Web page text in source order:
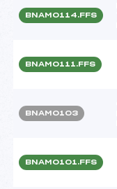
BNAM0114.FFS
BNAM0111.FFS
BNAM0103
BNAM0101.FFS